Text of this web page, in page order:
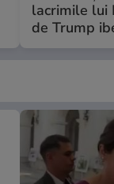
lacrimile lui
de Trump